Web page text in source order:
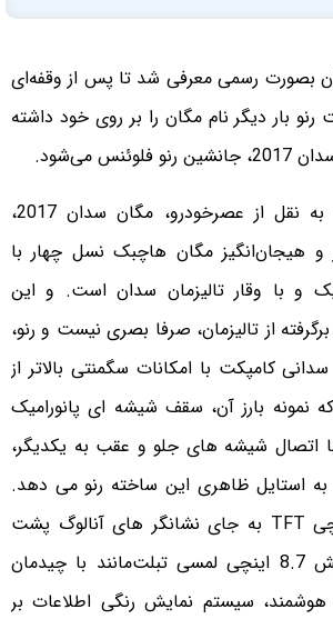
بصورت رسمی معرفی شد تا پس از وقفه‌ای
رنو بار دیگر نام مگان را بر روی خود داشته
می‌شود.
به گزارش ایران‌جیب به نقل از عصرخودرو، مگان سدان 2017،
هیجان‌انگیز مگان هاچبک نسل چهار با
و با وقار تالیزمان سدان است. و این
از تالیزمان، صرفا بصری نیست و رنو،
سدان 2017 را سدانی کامپکت با امکانات سگمنتی بالاتر از
نمونه بارز آن، سقف شیشه ای پانورامیک
اتصال شیشه های جلو و عقب به یکدیگر،
استایل ظاهری این ساخته رنو می دهد.
صفحه نمایش 7 اینچی TFT به جای نشانگر های آنالوگ پشت
فرمان و صفحه نمایش 8.7 اینچی لمسی تبلت‌مانند با چیدمان
هوشمند، سیستم نمایش رنگی اطلاعات بر